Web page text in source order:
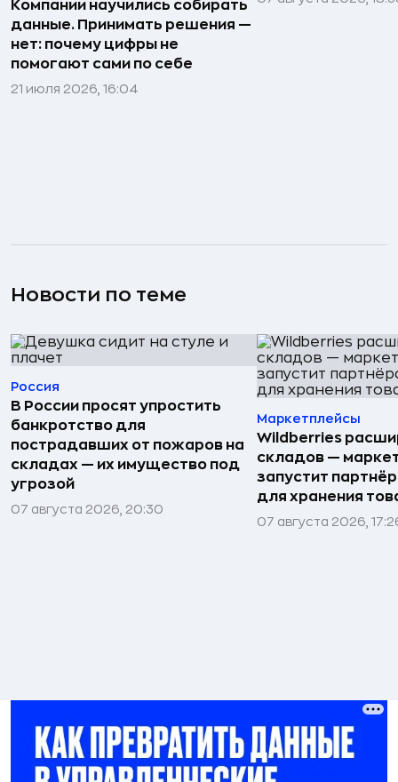
Компании научились собирать
данные. Принимать решения —
нет: почему цифры не
помогают сами по себе
21 июля 2026, 16:04
Новости по теме
Россия
В России просят упростить
банкротство для
пострадавших от пожаров на
складах — их имущество под
угрозой
07 августа 2026, 20:30
Маркетплейсы
Wildberries
складов —
запустит
для хранения
07 августа 2026,